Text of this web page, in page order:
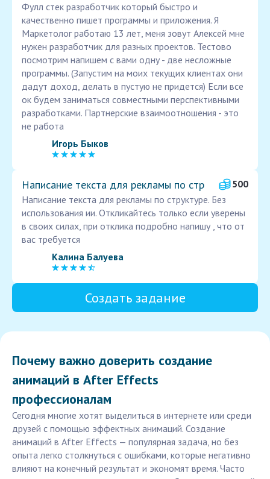
Фулл стек разработчик который быстро и
качественно пишет программы и приложения. Я
Маркетолог работаю 13 лет, меня зовут Алексей мне
нужен разработчик для разных проектов. Тестово
посмотрим напишем с вами одну - две несложные
программы. (Запустим на моих текущих клиентах они
дадут доход, делать в пустую не придется) Если все
ок будем заниматься совместными перспективными
разработками. Партнерские взаимоотношения - это
не работа
Игорь Быков
Написание текста для рекламы по стр
500
Написание текста для рекламы по структуре. Без
использования ии. Откликайтесь только если уверены
в своих силах, при отклика подробно напишу , что от
вас требуется
Калина Балуева
Создать задание
Почему важно доверить создание
анимаций в After Effects
профессионалам
Сегодня многие хотят выделиться в интернете или среди
друзей с помощью эффектных анимаций. Создание
анимаций в After Effects — популярная задача, но без
опыта легко столкнуться с ошибками, которые негативно
влияют на конечный результат и экономят время. Часто